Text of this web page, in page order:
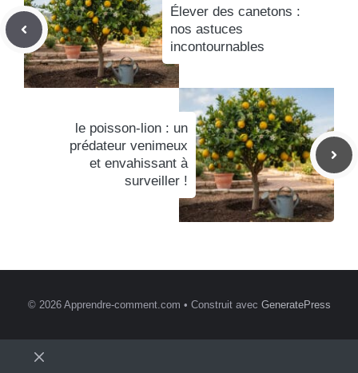
Élever des canetons :
nos astuces
incontournables
le poisson-lion : un
prédateur venimeux
et envahissant à
surveiller !
© 2026 Apprendre-comment.com • Construit avec GeneratePress